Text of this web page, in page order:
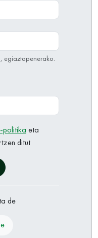
egiaztapenerako.
politika eta
ditut
de